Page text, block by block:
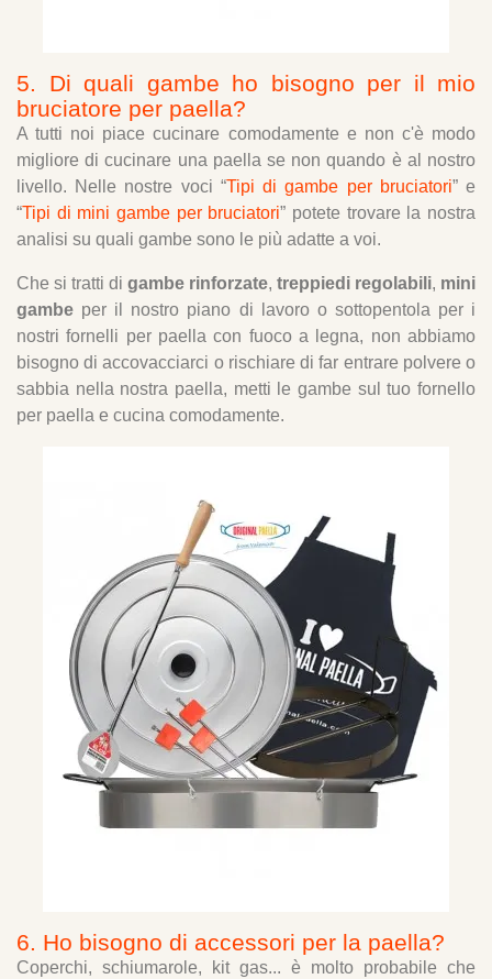
5. Di quali gambe ho bisogno per il mio
bruciatore per paella?
A tutti noi piace cucinare comodamente e non c'è modo
migliore di cucinare una paella se non quando è al nostro
livello. Nelle nostre voci “Tipi di gambe per bruciatori” e
“Tipi di mini gambe per bruciatori” potete trovare la nostra
analisi su quali gambe sono le più adatte a voi.
Che si tratti di gambe rinforzate, treppiedi regolabili, mini
gambe per il nostro piano di lavoro o sottopentola per i
nostri fornelli per paella con fuoco a legna, non abbiamo
bisogno di accovacciarci o rischiare di far entrare polvere o
sabbia nella nostra paella, metti le gambe sul tuo fornello
per paella e cucina comodamente.
6. Ho bisogno di accessori per la paella?
Coperchi, schiumarole, kit gas... è molto probabile che